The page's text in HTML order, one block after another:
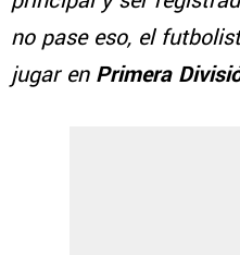
no pase eso, el
jugar en Primera